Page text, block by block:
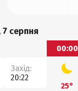
серпня
Захід:
20:22
00:00
25°